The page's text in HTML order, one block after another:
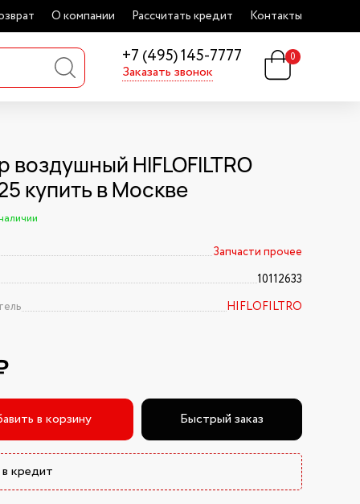
О компании Рассчитать кредит Контакты
+7 (495) 145-7777
Заказать звонок
0
воздушный HIFLOFILTRO
купить в Москве
Запчасти прочее
10112633
HIFLOFILTRO
в корзину Быстрый заказ
кредит